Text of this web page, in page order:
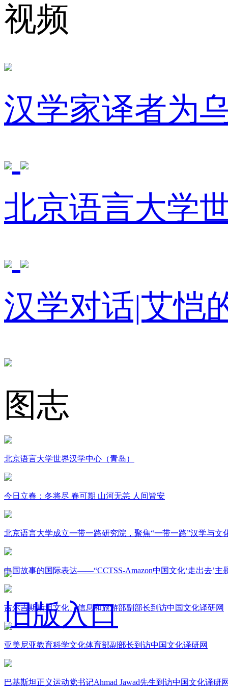
视频
汉学家译者为
北京语言大学
汉学对话|艾恺
图志
北京语言大学世界汉学中心（青岛）
今日立春：冬将尽 春可期 山河无恙 人间皆安
北京语言大学成立一带一路研究院，聚焦“一带一路”汉学与文
中国故事的国际表达——“CCTSS-Amazon中国文化‘走出去’主
吉尔吉斯斯坦文化、信息和旅游部副部长到访中国文化译研网
亚美尼亚教育科学文化体育部副部长到访中国文化译研网
巴基斯坦正义运动党书记Ahmad Jawad先生到访中国文化译研
旧版入口
关于我们